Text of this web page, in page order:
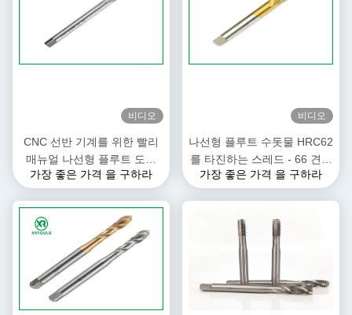
비디오
CNC 선반 기계를 위한 빨리
매뉴얼 나선형 플루트 도청
DIN 374 6H 정확성
가장 좋은 가격 을 구하라
비디오
나선형 플루트 수돗물 HRC62
를 타진하는 스레드 - 66 견고
성은 크기 / 색상을 개별화했
가장 좋은 가격 을 구하라